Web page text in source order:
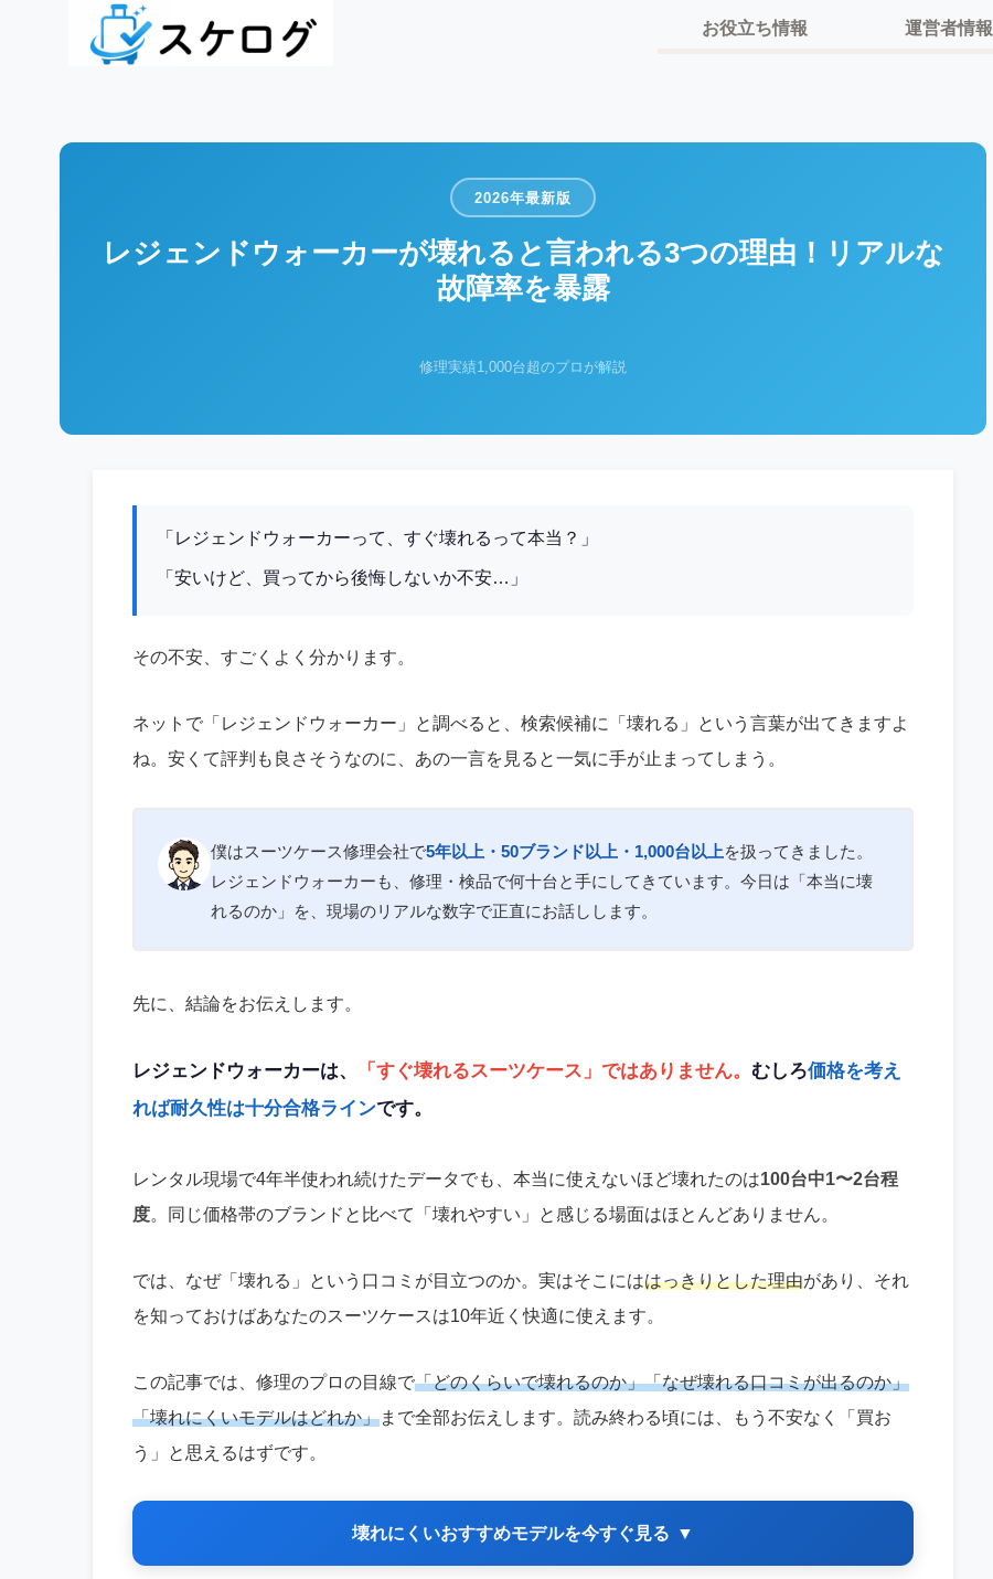
お役立ち情報 運営者情報
2026年最新版
レジェンドウォーカーが壊れると言われる3つの理由！リアルな
故障率を暴露
修理実績1,000台超のプロが解説
「レジェンドウォーカーって、すぐ壊れるって本当？」
「安いけど、買ってから後悔しないか不安…」
その不安、すごくよく分かります。
ネットで「レジェンドウォーカー」と調べると、検索候補に「壊れる」という言葉が出てきますよ
ね。安くて評判も良さそうなのに、あの一言を見ると一気に手が止まってしまう。
僕はスーツケース修理会社で5年以上・50ブランド以上・1,000台以上を扱ってきました。
レジェンドウォーカーも、修理・検品で何十台と手にしてきています。今日は「本当に壊
れるのか」を、現場のリアルな数字で正直にお話しします。
先に、結論をお伝えします。
レジェンドウォーカーは、 「すぐ壊れるスーツケース」ではありません。 むしろ価格を考え
れば耐久性は十分合格ラインです。
レンタル現場で4年半使われ続けたデータでも、本当に使えないほど壊れたのは100台中1〜2台程
度。同じ価格帯のブランドと比べて「壊れやすい」と感じる場面はほとんどありません。
では、なぜ「壊れる」という口コミが目立つのか。実はそこにははっきりとした理由があり、それ
を知っておけばあなたのスーツケースは10年近く快適に使えます。
この記事では、修理のプロの目線で「どのくらいで壊れるのか」「なぜ壊れる口コミが出るのか」
「壊れにくいモデルはどれか」まで全部お伝えします。読み終わる頃には、もう不安なく「買お
う」と思えるはずです。
壊れにくいおすすめモデルを今すぐ見る ▼